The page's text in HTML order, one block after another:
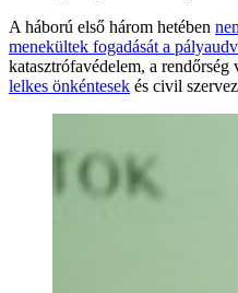
A háború első három hetében
menekültek fogadását a
katasztrófavédelem, a
lelkes önkéntesek és civil